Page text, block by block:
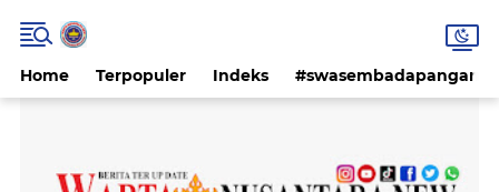
Home Terpopuler Indeks #swasembadapangan